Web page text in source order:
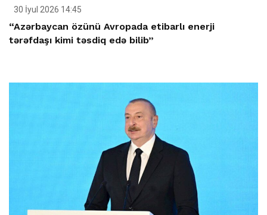
30 İyul 2026 14:45
“Azərbaycan özünü Avropada etibarlı enerji
tərəfdaşı kimi təsdiq edə bilib”